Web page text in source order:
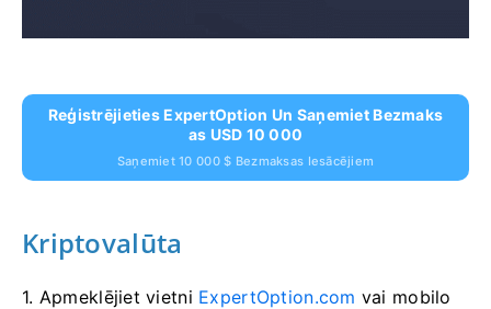
Reģistrējieties ExpertOption Un Saņemiet Bezmaks
As USD 10 000
Saņemiet 10 000 $ Bezmaksas Iesācējiem
Kriptovalūta
1. Apmeklējiet vietni ExpertOption.com vai mobilo